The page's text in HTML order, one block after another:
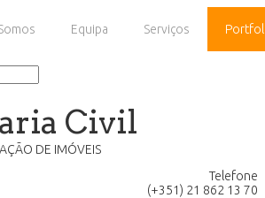
Equipa Serviços
Civil
DE IMÓVEIS
Telefone
(+351) 21 862 13 70